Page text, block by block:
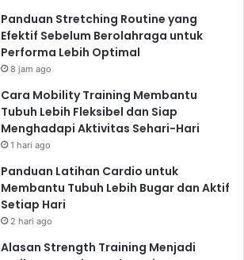
Panduan Stretching Routine yang
Efektif Sebelum Berolahraga untuk
Performa Lebih Optimal
8 jam ago
Cara Mobility Training Membantu
Tubuh Lebih Fleksibel dan Siap
Menghadapi Aktivitas Sehari-Hari
1 hari ago
Panduan Latihan Cardio untuk
Membantu Tubuh Lebih Bugar dan Aktif
Setiap Hari
2 hari ago
Alasan Strength Training Menjadi